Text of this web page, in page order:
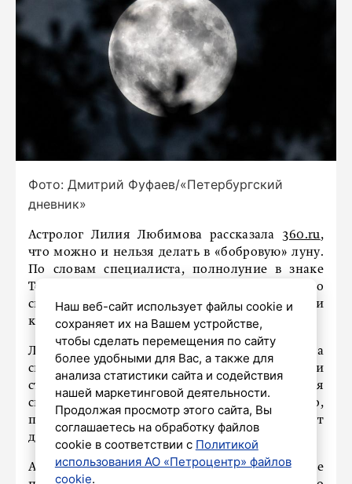
Фото: Дмитрий Фуфаев/«Петербургский
дневник»
Астролог Лилия Любимова рассказала 360.ru,
что можно и нельзя делать в «бобровую» луну.
По словам специалиста, полнолуние в знаке
Тельца 5 ноября усилит желания, но
спровоцирует вспышки раздражения и
конфликтов.
Любимова отметила, что «бобровая» луна
символизирует заботу о доме, теле и
стабильности. В эти дни полезно заняться
спортом, привести в порядок пространство,
позаботиться о себе и близких. Хорошо пойдут
дела, связанные с красотой, уютом и деньгами.
А вот спешить, спорить и начинать новые
Наш веб-сайт использует файлы cookie и
сохраняет их на Вашем устройстве,
чтобы сделать перемещения по сайту
более удобными для Вас, а также для
анализа статистики сайта и содействия
нашей маркетинговой деятельности.
Продолжая просмотр этого сайта, Вы
соглашаетесь на обработку файлов
cookie в соответствии с Политикой
использования АО «Петроцентр» файлов
cookie.